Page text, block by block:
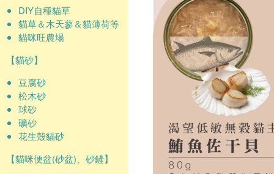
DIY自種貓草
貓草＆木天蓼＆貓薄荷等
貓咪旺農場
【貓砂】
豆腐砂
松木砂
球砂
礦砂
花生殼貓砂
【貓咪便盆(砂盆)、砂鏟】